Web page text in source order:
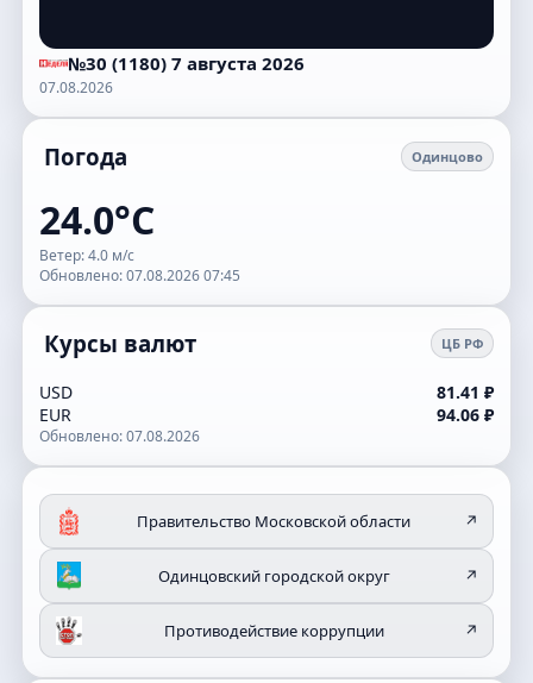
№30 (1180) 7 августа 2026
07.08.2026
Погода Одинцово
24.0°C
Ветер: 4.0 м/с
Обновлено: 07.08.2026 07:45
Курсы валют ЦБ РФ
USD
81.41 ₽
EUR
94.06 ₽
Обновлено: 07.08.2026
Правительство Московской области ↗
Одинцовский городской округ ↗
Противодействие коррупции ↗